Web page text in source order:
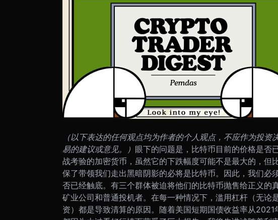
（以下表达的任何观点均为作者的个人观点，不应作为投
易的建议或意见。） 眼下的问题是，比特币目前的价格是否
战考验的加密货币，虽然它的下跌幅度可能不是最大的，但
保了带领我们走出黑暗阴影的必将是比特币。因此，我们必
否已经触底。 有三个群体被迫将他们的比特币抛售给正义的
矿业公司和普通投机者。在每一种情况下，滥用杠杆（无论
资）都是导致清算的原因。随着美国短期国债收益率从